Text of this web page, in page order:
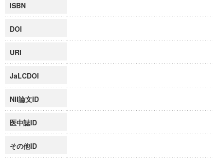
ISBN
DOI
URI
JaLCDOI
NII論文ID
医中誌ID
その他ID